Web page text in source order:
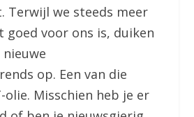
Terwijl we steeds meer
goed voor ons is, duiken
op. Een van die
olie. Misschien heb je er